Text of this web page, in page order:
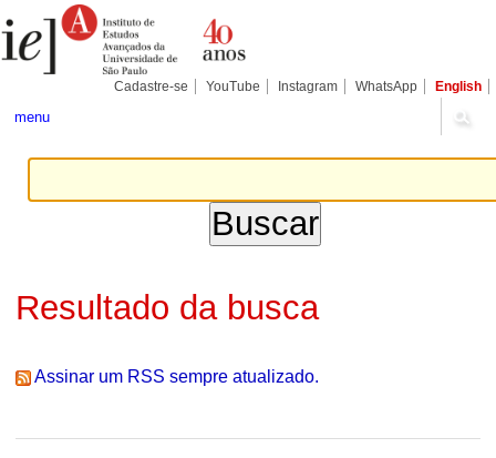
para
conteúdo.
Pessoais
Cadastre-se YouTube Instagram WhatsApp English
menu
Resultado da busca
Assinar um RSS sempre atualizado.